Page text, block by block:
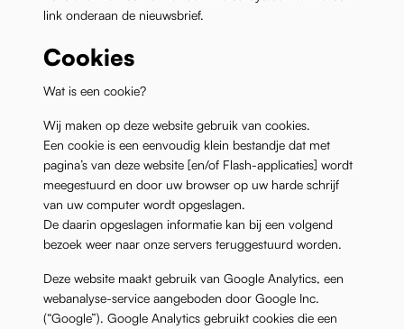
link onderaan de nieuwsbrief.
Cookies
Wat is een cookie?
Wij maken op deze website gebruik van cookies.
Een cookie is een eenvoudig klein bestandje dat met
pagina’s van deze website [en/of Flash-applicaties] wordt
meegestuurd en door uw browser op uw harde schrijf
van uw computer wordt opgeslagen.
De daarin opgeslagen informatie kan bij een volgend
bezoek weer naar onze servers teruggestuurd worden.
Deze website maakt gebruik van Google Analytics, een
webanalyse-service aangeboden door Google Inc.
(“Google”). Google Analytics gebruikt cookies die een